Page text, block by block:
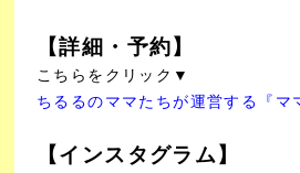
【詳細・予約】
こちらをクリック▼
ちるるのママたちが運営する『マ
【インスタグラム】